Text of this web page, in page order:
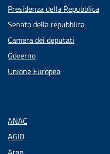
Presidenza della Repubblica
Senato della repubblica
Camera dei deputati
Governo
Unione Europea
ANAC
AGID